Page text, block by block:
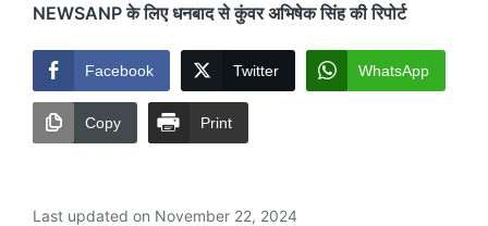
NEWSANP के लिए धनबाद से कुंवर अभिषेक सिंह की रिपोर्ट
Facebook Twitter WhatsApp
Copy Print
Last updated on November 22, 2024